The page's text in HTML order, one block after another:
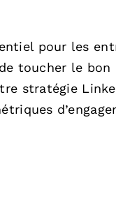
pour les
toucher le
stratégie